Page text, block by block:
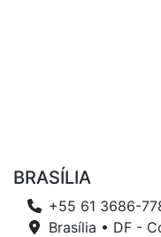
BRASÍLIA
+55 61 3686-
Brasília • DF -